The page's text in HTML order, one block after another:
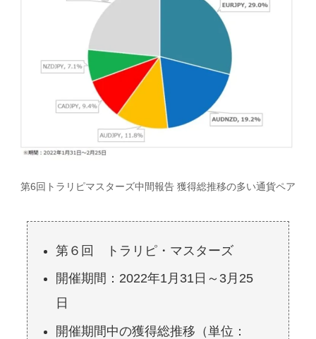
第6回トラリピマスターズ中間報告 獲得総推移の多い通貨ペア
第６回 トラリピ・マスターズ
開催期間：2022年1月31日～3月25
日
開催期間中の獲得総推移（単位：